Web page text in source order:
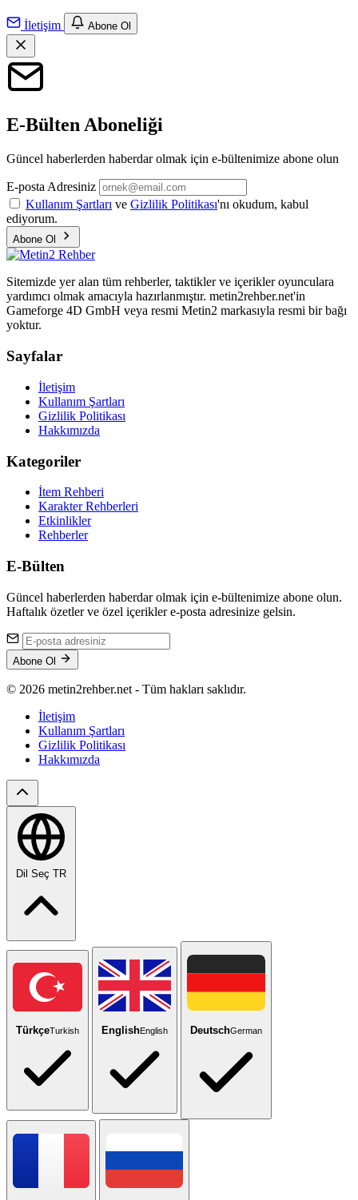
İletişim Abone Ol
E-Bülten Aboneliği
Güncel haberlerden haberdar olmak için e-bültenimize abone olun
E-posta Adresiniz
Kullanım Şartları ve Gizlilik Politikası'nı okudum, kabul
ediyorum.
Abone Ol
Sitemizde yer alan tüm rehberler, taktikler ve içerikler oyunculara
yardımcı olmak amacıyla hazırlanmıştır. metin2rehber.net'in
Gameforge 4D GmbH veya resmi Metin2 markasıyla resmi bir bağı
yoktur.
Sayfalar
İletişim
Kullanım Şartları
Gizlilik Politikası
Hakkımızda
Kategoriler
İtem Rehberi
Karakter Rehberleri
Etkinlikler
Rehberler
E-Bülten
Güncel haberlerden haberdar olmak için e-bültenimize abone olun.
Haftalık özetler ve özel içerikler e-posta adresinize gelsin.
Abone Ol
© 2026 metin2rehber.net - Tüm hakları saklıdır.
İletişim
Kullanım Şartları
Gizlilik Politikası
Hakkımızda
Dil Seç TR
TürkçeTurkish EnglishEnglish DeutschGerman